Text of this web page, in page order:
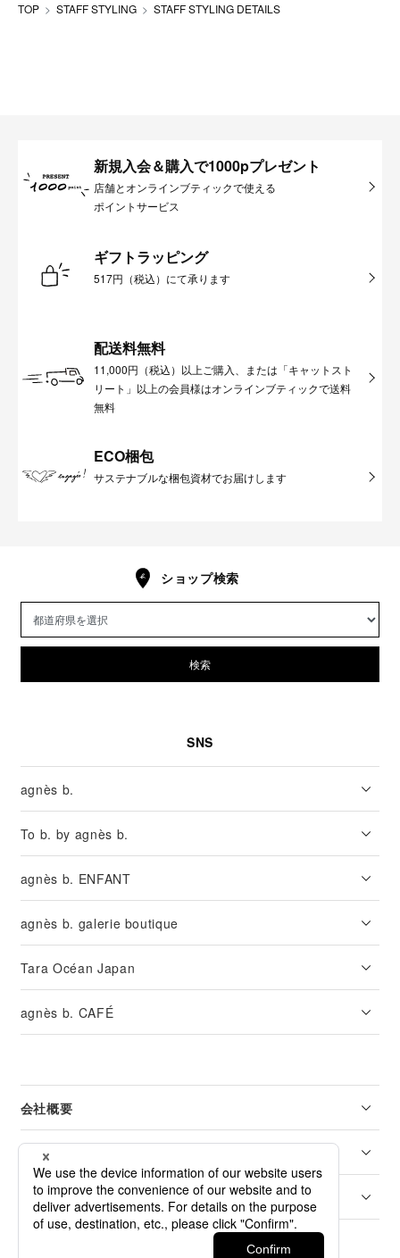
TOP STAFF STYLING STAFF STYLING DETAILS
新規入会＆購入で1000pプレゼント
店舗とオンラインブティックで使える
ポイントサービス
ギフトラッピング
517円（税込）にて承ります
配送料無料
11,000円（税込）以上ご購入、または「キャットスト
リート」以上の会員様はオンラインブティックで送料
無料
ECO梱包
サステナブルな梱包資材でお届けします
ショップ検索
検索
SNS
agnès b.
To b. by agnès b.
agnès b. ENFANT
agnès b. galerie boutique
Tara Océan Japan
agnès b. CAFÉ
会社概要
リーガル
カスタマーサービス